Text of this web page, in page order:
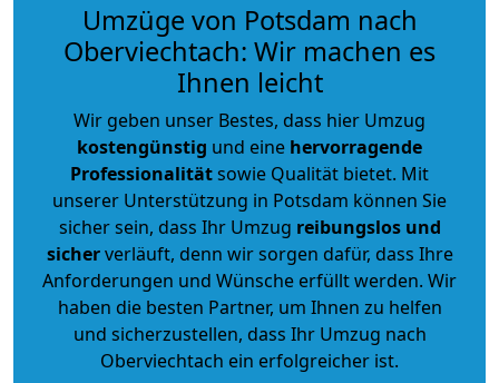
Umzüge von Potsdam nach
Oberviechtach: Wir machen es
Ihnen leicht
Wir geben unser Bestes, dass hier Umzug
kostengünstig und eine hervorragende
Professionalitätsowie Qualität bietet. Mit
unserer Unterstützung in Potsdam können Sie
sicher sein, dass Ihr Umzug reibungslos und
sicherverläuft, denn wir sorgen dafür, dass Ihre
Anforderungen und Wünsche erfüllt werden. Wir
haben die besten Partner, um Ihnen zu helfen
und sicherzustellen, dass Ihr Umzug nach
Oberviechtach ein erfolgreicher ist.